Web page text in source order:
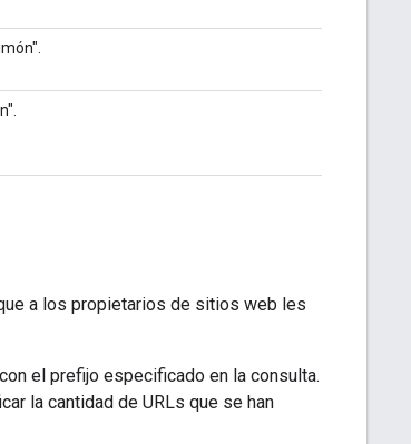
a los propietarios de sitios web les
el prefijo especificado en la consulta.
la cantidad de URLs que se han